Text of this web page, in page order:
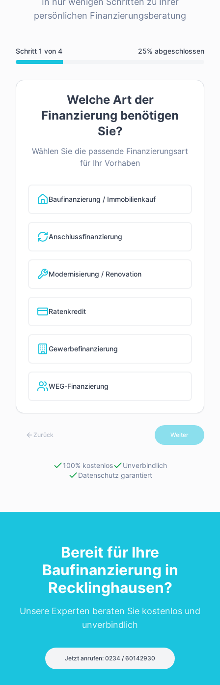
persönlichen Finanzierungsberatung
Schritt 1 von 4 25% abgeschlossen
Welche Art der
Finanzierung benötigen
Sie?
Wählen Sie die passende Finanzierungsart
für Ihr Vorhaben
Baufinanzierung / Immobilienkauf
Anschlussfinanzierung
Modernisierung / Renovation
Ratenkredit
Gewerbefinanzierung
WEG-Finanzierung
Zurück Weiter
100% kostenlos
Unverbindlich
Datenschutz garantiert
Bereit für Ihre
Baufinanzierung in
Recklinghausen?
Unsere Experten beraten Sie kostenlos und
unverbindlich
Jetzt anrufen: 0234 / 60142930